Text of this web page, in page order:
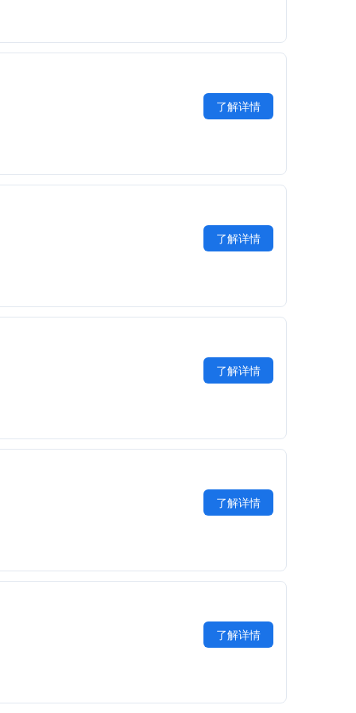
了解详情
了解详情
了解详情
了解详情
了解详情